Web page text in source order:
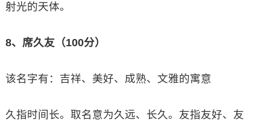
射光的天体。
8、席久友（100分）
该名字有：吉祥、美好、成熟、文雅的寓意
久指时间长。取名意为久远、长久。友指友好、友